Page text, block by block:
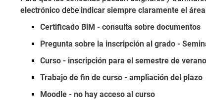
electrónico debe indicar siempre claramente el
Certificado BiM - consulta sobre documentos
Pregunta sobre la inscripción al grado -
Curso - inscripción para el semestre de
Trabajo de fin de curso - ampliación del plazo
Moodle - no hay acceso al curso